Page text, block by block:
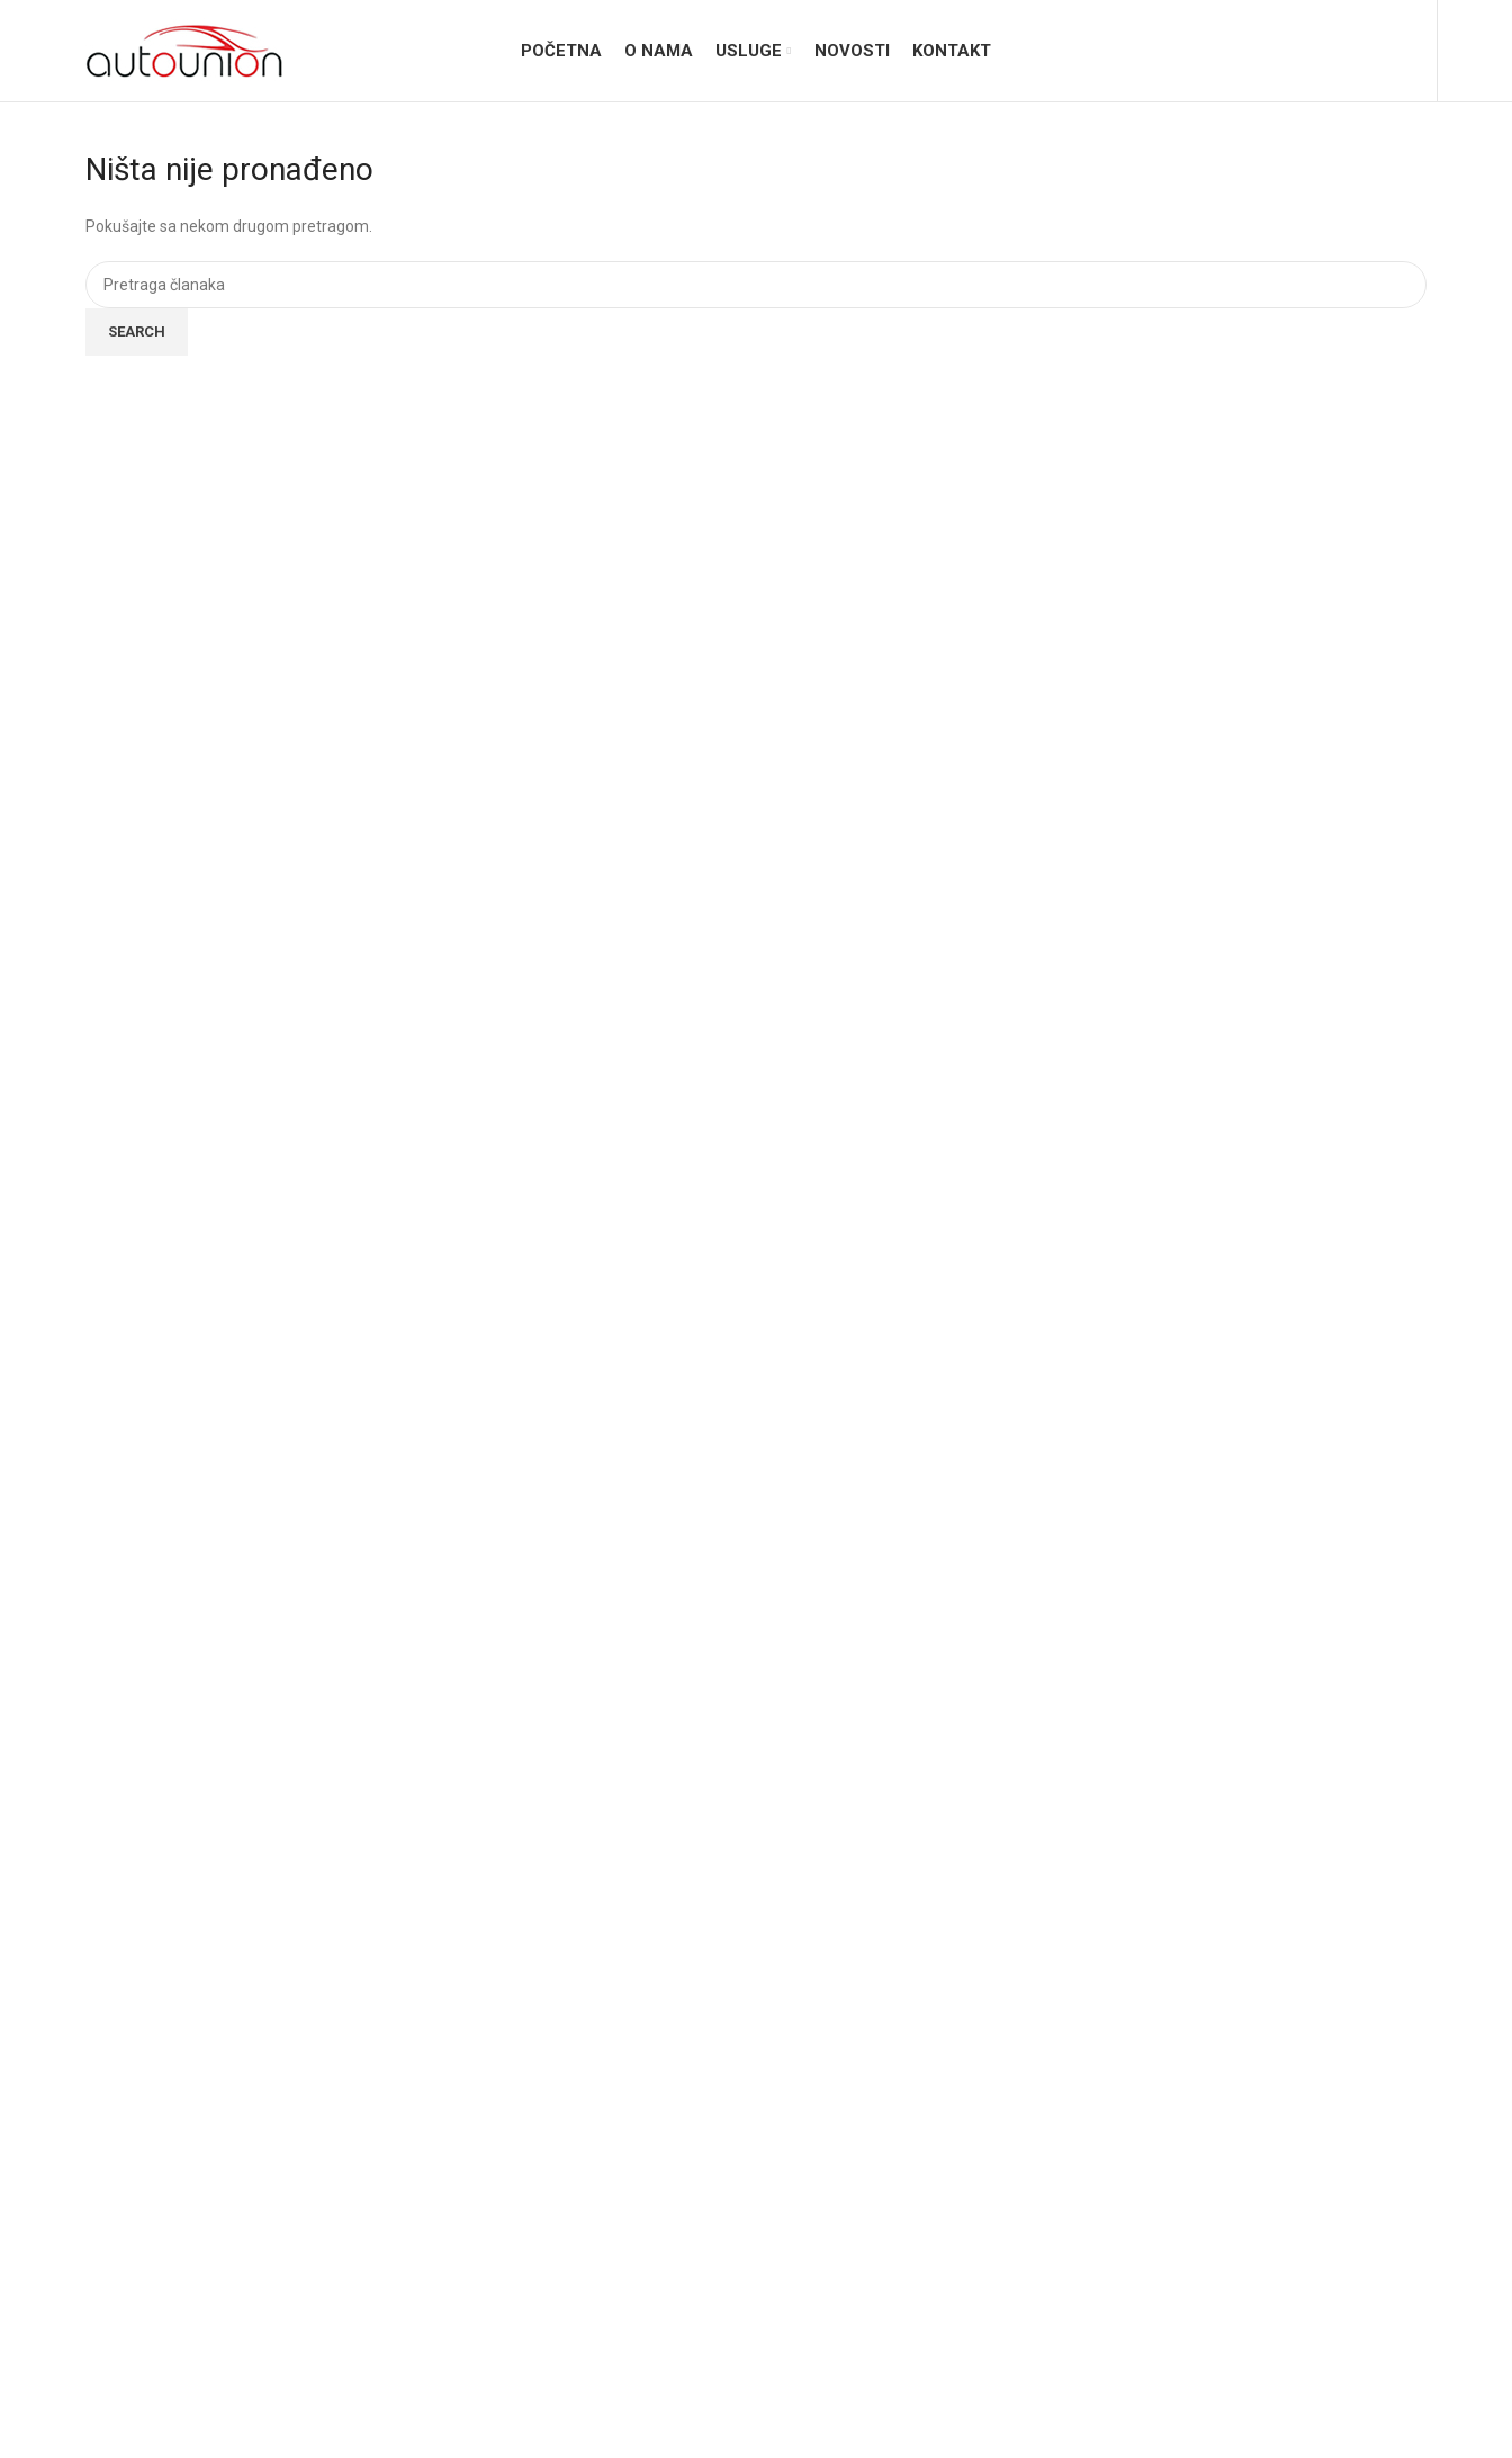
POČETNA O NAMA USLUGE NOVOSTI KONTAKT
Ništa nije pronađeno
Pokušajte sa nekom drugom pretragom.
SEARCH
Unesite riječi za pretragu.